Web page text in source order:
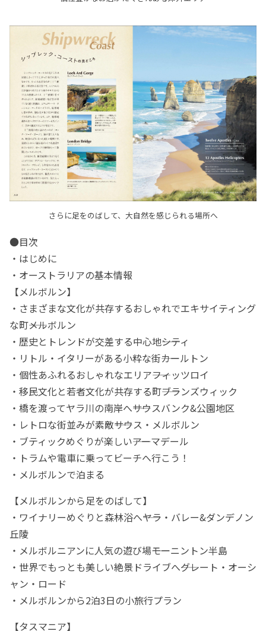
さらに足をのばして、大自然を感じられる場所へ
●目次
・はじめに
・オーストラリアの基本情報
【メルボルン】
・さまざまな文化が共存するおしゃれでエキサイティング
な町――メルボルン
・歴史とトレンドが交差する中心地――シティ
・リトル・イタリーがある小粋な街――カールトン
・個性あふれるおしゃれなエリア――フィッツロイ
・移民文化と若者文化が共存する町――ブランズウィック
・橋を渡ってヤラ川の南岸へ――サウスバンク&公園地区
・レトロな街並みが素敵――サウス・メルボルン
・ブティックめぐりが楽しい――アーマデール
・トラムや電車に乗ってビーチへ行こう！
・メルボルンで泊まる
【メルボルンから足をのばして】
・ワイナリーめぐりと森林浴へ――ヤラ・バレー&ダンデノン
丘陵
・メルボルニアンに人気の遊び場――モーニントン半島
・世界でもっとも美しい絶景ドライブへ――グレート・オーシ
ャン・ロード
・メルボルンから2泊3日の小旅行プラン
【タスマニア】